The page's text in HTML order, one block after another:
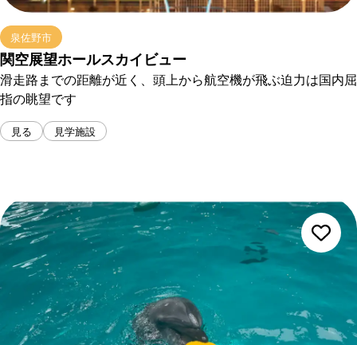
泉佐野市
関空展望ホールスカイビュー
滑走路までの距離が近く、頭上から航空機が飛ぶ迫力は国内屈
指の眺望です
見る 見学施設